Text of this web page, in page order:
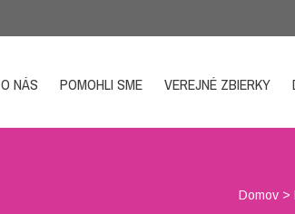
O NÁS POMOHLI SME VEREJNÉ ZBIERKY
Domov >